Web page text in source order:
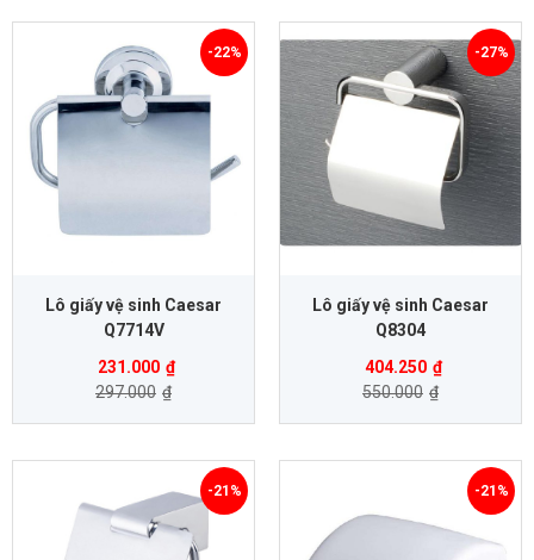
Lô giấy vệ sinh Caesar
Q7714V
231.000 ₫
297.000 ₫
-22%
Lô giấy vệ sinh Caesar
Q8304
404.250 ₫
550.000 ₫
-27%
-21% -21%